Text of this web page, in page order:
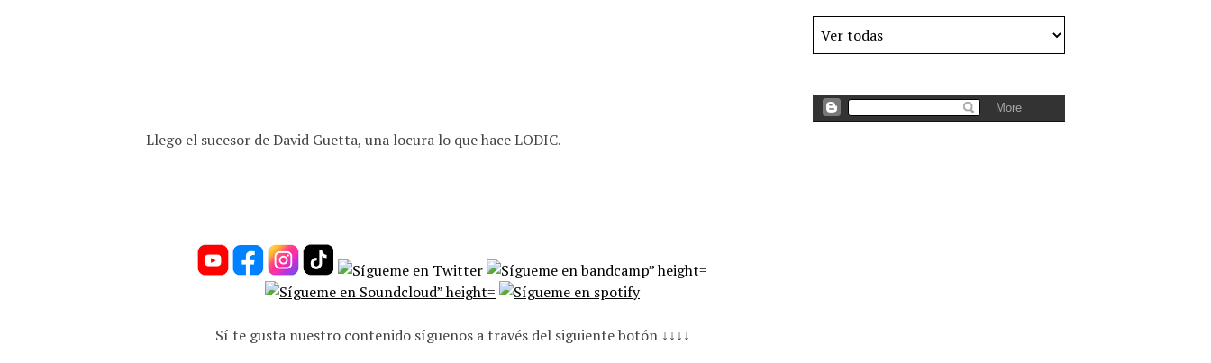
Llego el sucesor de David Guetta, una locura lo que hace LODIC.
Sí te gusta nuestro contenido síguenos a través del siguiente botón ↓↓↓↓